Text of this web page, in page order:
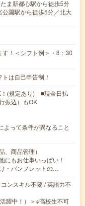
ま新都心駅から徒歩5分
公園駅から徒歩5分／北大
！＜シフト例＞・8：30
は自己申告制！
(規定あり) ■現金日払
振込）もOK
よって条件が異なること
、商品管理）
もお仕事いっぱい！
・パンフレットの…
ンスキル不要 / 英語力不
躍中！）＞※高校生不可